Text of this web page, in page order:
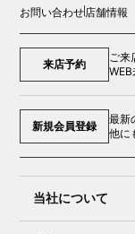
お問い合わせ店舗情報
来店予約
ご来
新規会員登録
最新
他に
当社について